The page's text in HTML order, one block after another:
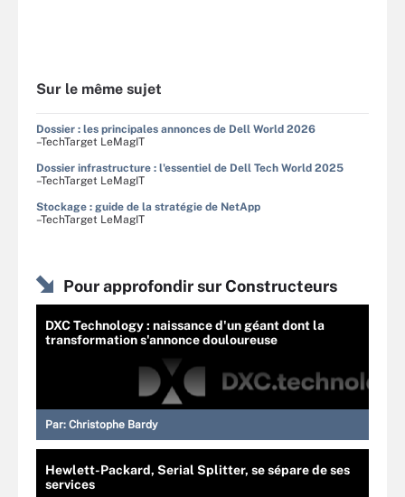
Sur le même sujet
Dossier : les principales annonces de Dell World 2026
–TechTarget LeMagIT
Dossier infrastructure : l'essentiel de Dell Tech World 2025
–TechTarget LeMagIT
Stockage : guide de la stratégie de NetApp
–TechTarget LeMagIT
Pour approfondir sur Constructeurs
DXC Technology : naissance d'un géant dont la
transformation s'annonce douloureuse
Par: Christophe Bardy
Hewlett-Packard, Serial Splitter, se sépare de ses
services